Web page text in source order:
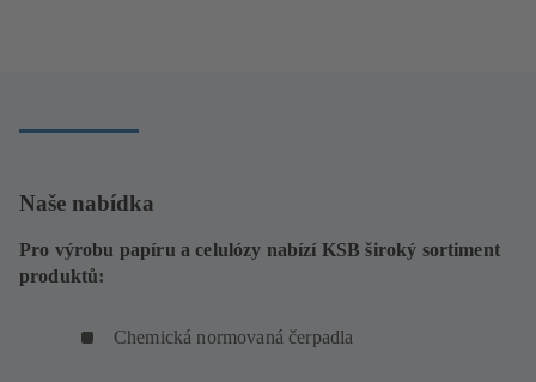
Naše nabídka
Pro výrobu papíru a celulózy nabízí KSB široký sortiment
produktů:
Chemická normovaná čerpadla